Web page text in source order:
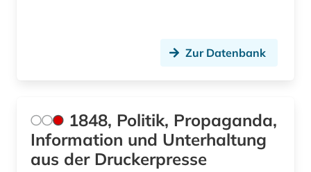
avantgarde (2)
axel oxenstierna (1)
Zur Datenbank
1848, Politik, Propaganda,
Information und Unterhaltung
aus der Druckerpresse